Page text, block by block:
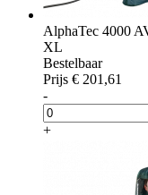
AlphaTec 4000
XL
Bestelbaar
Prijs € 201,61
-
+